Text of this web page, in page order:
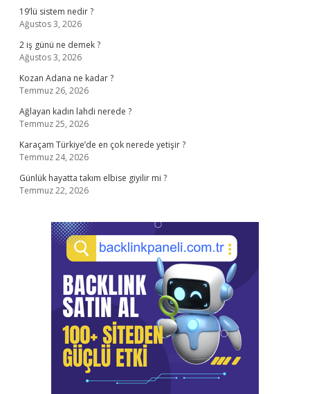
19’lü sistem nedir ?
Ağustos 3, 2026
2 iş günü ne demek ?
Ağustos 3, 2026
Kozan Adana ne kadar ?
Temmuz 26, 2026
Ağlayan kadın lahdi nerede ?
Temmuz 25, 2026
Karaçam Türkiye’de en çok nerede yetişir ?
Temmuz 24, 2026
Günlük hayatta takım elbise giyilir mi ?
Temmuz 22, 2026